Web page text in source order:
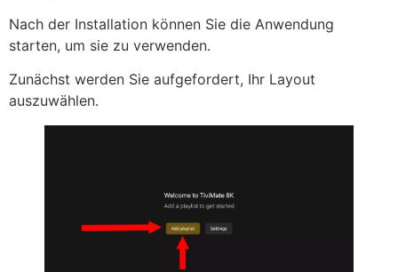
Nach der Installation können Sie die Anwendung
starten, um sie zu verwenden.
Zunächst werden Sie aufgefordert, Ihr Layout
auszuwählen.